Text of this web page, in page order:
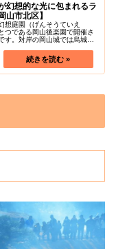
幻想的な光に包まれるラ
山市北区】
想庭園（げんそうていえ
つである岡山後楽園で開催さ
す。対岸の岡山城では烏城灯
咲き誇る満...